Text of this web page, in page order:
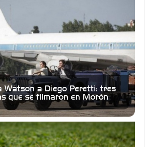
Watson a Diego Peretti: tres
que se filmaron en Morón